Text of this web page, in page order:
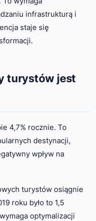
infrastrukturą i
staje się
turystów jest
4,7% rocznie. To
destynacji,
wpływ na
turystów osiągnie
roku było to 1,5
optymalizacji